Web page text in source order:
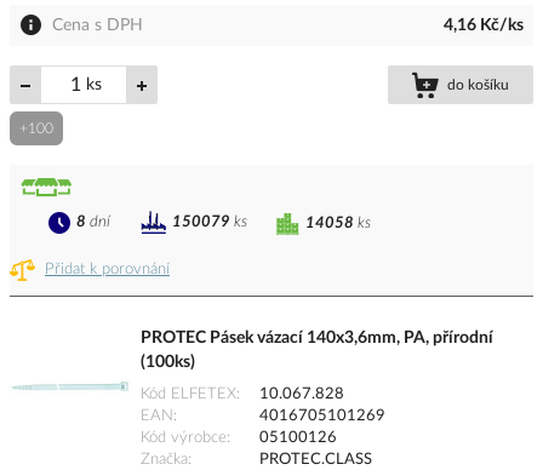
Cena s DPH 4,16 Kč/ks
ks do košíku
+100
Přidat k porovnání
14058 ks
8 dní 150079 ks
PROTEC Pásek vázací 140x3,6mm, PA, přírodní
(100ks)
Kód ELFETEX
10.067.828
EAN
4016705101269
Kód výrobce
05100126
Značka
PROTEC.CLASS